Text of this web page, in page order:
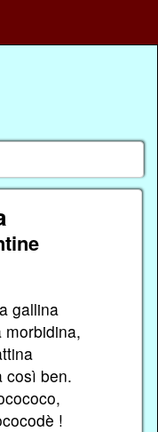
gallina
morbidina,
così ben.
!